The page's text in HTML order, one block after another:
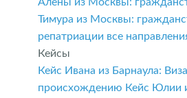
Тимура из Москвы:
репатриации все
Кейсы
Кейс Ивана из Барнаула:
происхождению Кейс Юлии